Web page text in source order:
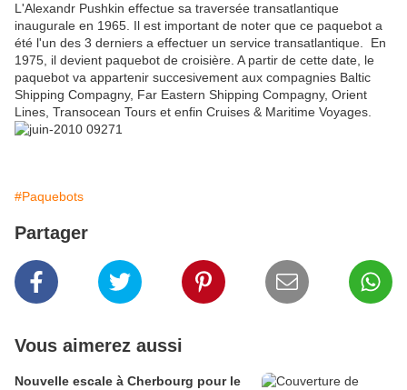
L'Alexandr Pushkin effectue sa traversée transatlantique
inaugurale en 1965. Il est important de noter que ce paquebot a
été l'un des 3 derniers a effectuer un service transatlantique. En
1975, il devient paquebot de croisière. A partir de cette date, le
paquebot va appartenir succesivement aux compagnies Baltic
Shipping Compagny, Far Eastern Shipping Compagny, Orient
Lines, Transocean Tours et enfin Cruises & Maritime Voyages.
#Paquebots
Partager
Vous aimerez aussi
Nouvelle escale à Cherbourg pour le